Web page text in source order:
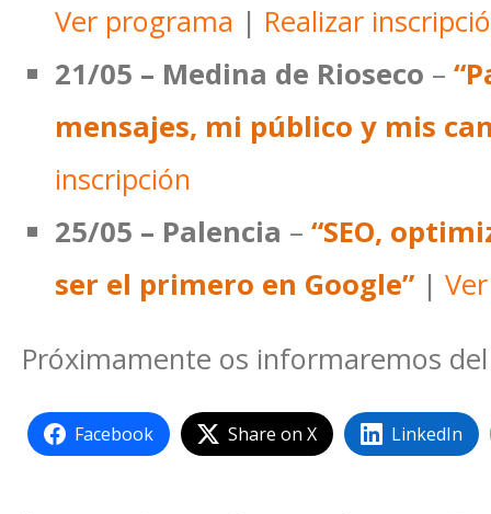
Ver programa | Realizar
21/05 – Medina de Rioseco –
mensajes, mi público y mis
inscripción
25/05 – Palencia – “SEO,
ser el primero en Google” |
Próximamente os informaremos
Facebook Share on X LinkedIn